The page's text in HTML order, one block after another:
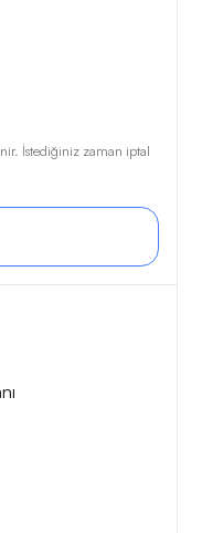
İstediğiniz zaman iptal